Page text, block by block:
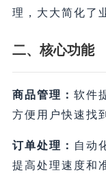
理，大大简化了
二、核心功能
商品管理： 软件
方便用户快速找
订单处理： 自动
提高处理速度和